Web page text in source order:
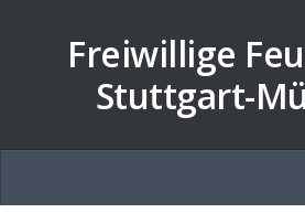
Freiwillige
Stuttgart-